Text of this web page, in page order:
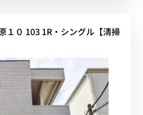
１０ 103 1R・シングル【清掃